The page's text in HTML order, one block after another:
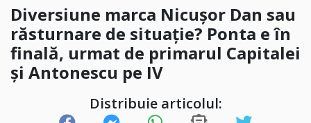
Diversiune marca Nicușor Dan sau
răsturnare de situație? Ponta e în
finală, urmat de primarul Capitalei
și Antonescu pe IV
Distribuie articolul: